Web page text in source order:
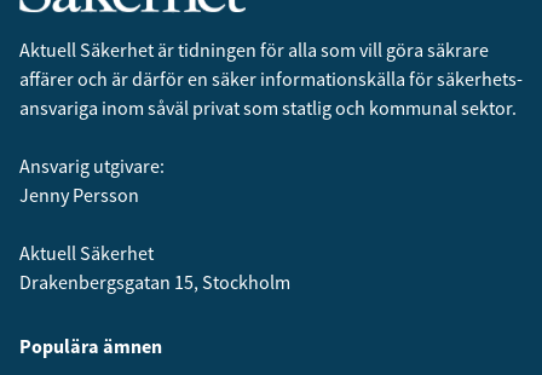
Aktuell Säkerhet är tidningen för alla som vill göra säkrare
affärer och är därför en säker informationskälla för säkerhets­
ansvariga inom såväl privat som statlig och kommunal sektor.
Ansvarig utgivare:
Jenny Persson
Aktuell Säkerhet
Drakenbergsgatan 15, Stockholm
Populära ämnen